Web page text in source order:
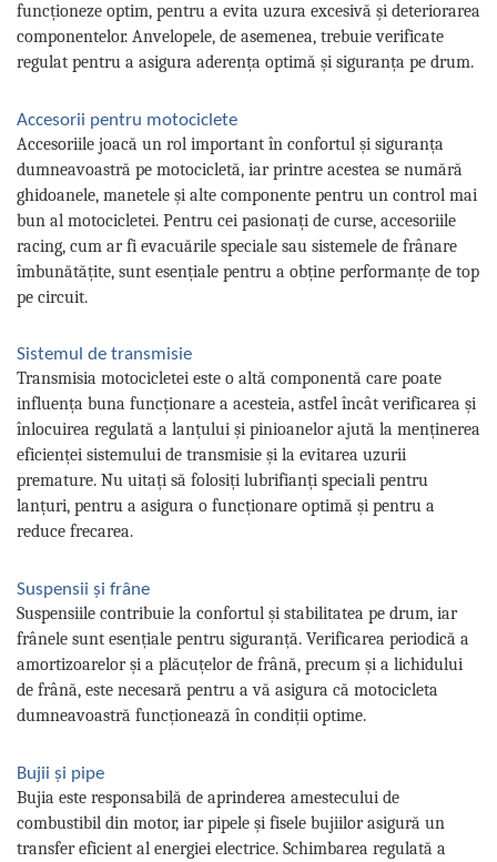
funcționeze optim, pentru a evita uzura excesivă și deteriorarea
componentelor. Anvelopele, de asemenea, trebuie verificate
regulat pentru a asigura aderența optimă și siguranța pe drum.
Accesorii pentru motociclete
Accesoriile joacă un rol important în confortul și siguranța
dumneavoastră pe motocicletă, iar printre acestea se numără
ghidoanele, manetele și alte componente pentru un control mai
bun al motocicletei. Pentru cei pasionați de curse, accesoriile
racing, cum ar fi evacuările speciale sau sistemele de frânare
îmbunătățite, sunt esențiale pentru a obține performanțe de top
pe circuit.
Sistemul de transmisie
Transmisia motocicletei este o altă componentă care poate
influența buna funcționare a acesteia, astfel încât verificarea și
înlocuirea regulată a lanțului și pinioanelor ajută la menținerea
eficienței sistemului de transmisie și la evitarea uzurii
premature. Nu uitați să folosiți lubrifianți speciali pentru
lanțuri, pentru a asigura o funcționare optimă și pentru a
reduce frecarea.
Suspensii și frâne
Suspensiile contribuie la confortul și stabilitatea pe drum, iar
frânele sunt esențiale pentru siguranță. Verificarea periodică a
amortizoarelor și a plăcuțelor de frână, precum și a lichidului
de frână, este necesară pentru a vă asigura că motocicleta
dumneavoastră funcționează în condiții optime.
Bujii și pipe
Bujia este responsabilă de aprinderea amestecului de
combustibil din motor, iar pipele și fisele bujiilor asigură un
transfer eficient al energiei electrice. Schimbarea regulată a